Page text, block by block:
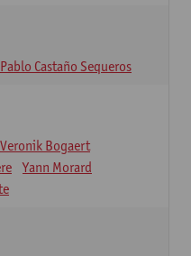
Pablo Castaño Sequeros
Veronik Bogaert
Yann Morard